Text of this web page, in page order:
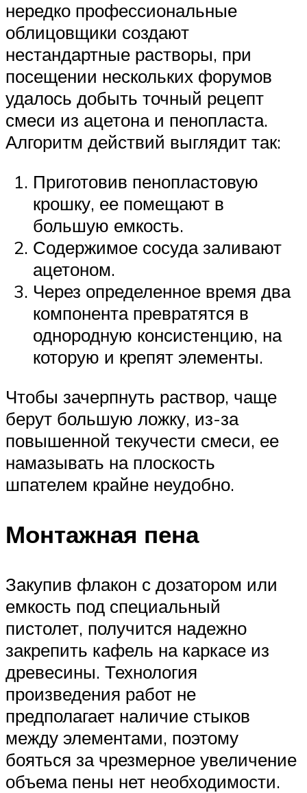
нередко профессиональные
облицовщики создают
нестандартные растворы, при
посещении нескольких форумов
удалось добыть точный рецепт
смеси из ацетона и пенопласта.
Алгоритм действий выглядит так:
Приготовив пенопластовую
крошку, ее помещают в
большую емкость.
Содержимое сосуда заливают
ацетоном.
Через определенное время два
компонента превратятся в
однородную консистенцию, на
которую и крепят элементы.
Чтобы зачерпнуть раствор, чаще
берут большую ложку, из-за
повышенной текучести смеси, ее
намазывать на плоскость
шпателем крайне неудобно.
Монтажная пена
Закупив флакон с дозатором или
емкость под специальный
пистолет, получится надежно
закрепить кафель на каркасе из
древесины. Технология
произведения работ не
предполагает наличие стыков
между элементами, поэтому
бояться за чрезмерное увеличение
объема пены нет необходимости.